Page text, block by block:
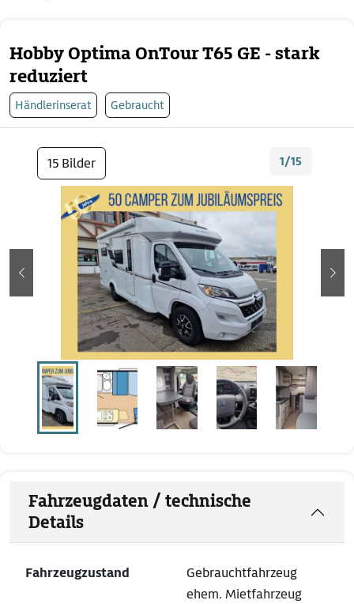
Hobby Optima OnTour T65 GE - stark
reduziert
Händlerinserat Gebraucht
15 Bilder 1/15
zurück
Fahrzeugdaten / technische
Details
Fahrzeugzustand
Gebrauchtfahrzeug
ehem. Mietfahrzeug